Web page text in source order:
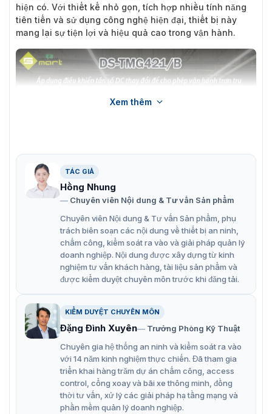
hiện có. Với thiết kế nhỏ gọn, tích hợp nhiều tính năng
tiên tiến và sử dụng công nghệ hiện đại, thiết bị này
mang lại sự tiện lợi và hiệu quả cao trong vận hành.
Barrier tự động cần gập Hikvision DS-TMG421/B
Đặc điểm hoạt động của Hikvision DS-
TMG421/B
Cấu trúc và thiết kế
Hikvision DS-TMG421/B sử dụng lõi máy tích hợp và cơ
chế bánh răng song song làm chậm quá trình truyền
động, giúp cần trục hoạt động mượt mà và ổn định. Điều
này góp phần giảm thiểu tiếng ồn và tăng cường tuổi
thọ của thiết bị.
Với bánh răng thép cacbon được tôi luyện, thiết bị có
khả năng chống mài mòn và va đập tốt, phù hợp cho
những môi trường khắc nghiệt. Vỏ rào chắn làm từ SGCC
Xem thêm
TÁC GIẢ
Hồng Nhung
Chuyên viên Nội dung & Tư vấn Sản phẩm
Chuyên viên Nội dung & Tư vấn Sản phẩm, phụ
trách biên soạn các nội dung về thiết bị an ninh,
chấm công, kiểm soát ra vào và giải pháp quản lý
doanh nghiệp. Nội dung được xây dựng từ kinh
nghiệm tư vấn khách hàng, tài liệu sản phẩm và
được kiểm duyệt chuyên môn trước khi đăng tải.
KIỂM DUYỆT CHUYÊN MÔN
Đặng Đình Xuyên
Trưởng Phòng Kỹ Thuật
Chuyên gia hệ thống an ninh và kiểm soát ra vào
với 14 năm kinh nghiệm thực chiến. Đã tham gia
triển khai hàng trăm dự án chấm công, access
control, cổng xoay và bãi xe thông minh, đồng
thời tư vấn, xử lý các giải pháp hạ tầng mạng và
phần mềm quản lý doanh nghiệp.